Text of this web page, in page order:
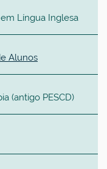
Língua Inglesa
Alunos
(antigo PESCD)